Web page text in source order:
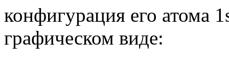
конфигурация его атома
графическом виде: